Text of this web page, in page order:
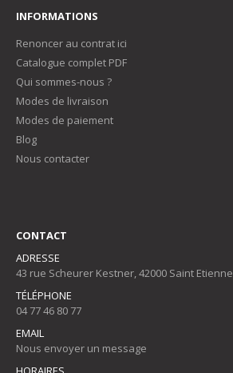
INFORMATIONS
Renoncer au contrat ici
Catalogue complet PDF
Qui sommes-nous ?
Modes de livraison
Modes de paiement
Blog
Nous contacter
CONTACT
ADRESSE
43 rue Scheurer Kestner, 42000 Saint Etienne
TÉLÉPHONE
04 77 46 80 77
EMAIL
Nous envoyer un message